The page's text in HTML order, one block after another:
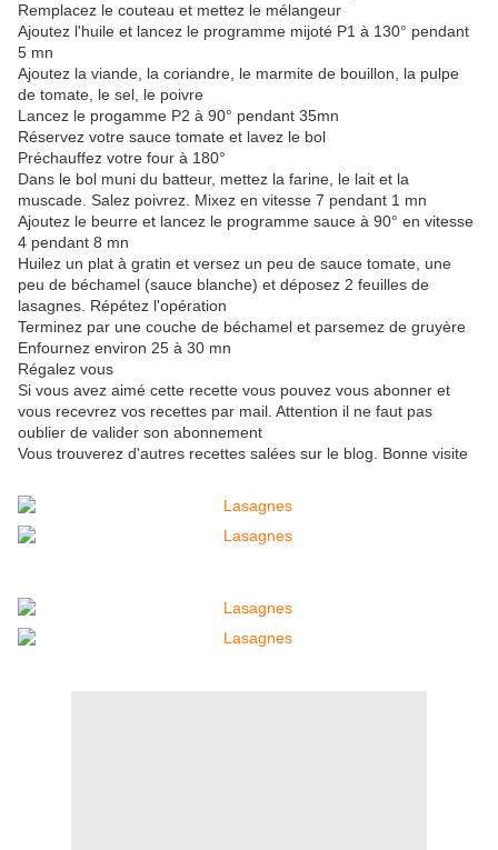
Remplacez le couteau et mettez le mélangeur
Ajoutez l'huile et lancez le programme mijoté P1 à 130° pendant
5 mn
Ajoutez la viande, la coriandre, le marmite de bouillon, la pulpe
de tomate, le sel, le poivre
Lancez le progamme P2 à 90° pendant 35mn
Réservez votre sauce tomate et lavez le bol
Préchauffez votre four à 180°
Dans le bol muni du batteur, mettez la farine, le lait et la
muscade. Salez poivrez. Mixez en vitesse 7 pendant 1 mn
Ajoutez le beurre et lancez le programme sauce à 90° en vitesse
4 pendant 8 mn
Huilez un plat à gratin et versez un peu de sauce tomate, une
peu de béchamel (sauce blanche) et déposez 2 feuilles de
lasagnes. Répétez l'opération
Terminez par une couche de béchamel et parsemez de gruyère
Enfournez environ 25 à 30 mn
Régalez vous
Si vous avez aimé cette recette vous pouvez vous abonner et
vous recevrez vos recettes par mail. Attention il ne faut pas
oublier de valider son abonnement
Vous trouverez d'autres recettes salées sur le blog. Bonne visite